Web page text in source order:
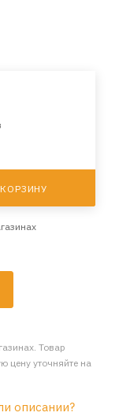
Товар
цену уточняйте на
описании?